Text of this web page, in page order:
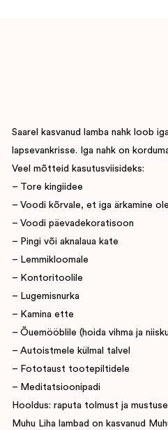
Saarel kasvanud lamba nahk loob
lapsevankrisse. Iga nahk on
Veel mõtteid kasutusviisideks:
– Tore kingiidee
– Voodi kõrvale, et iga ärkamine
– Voodi päevadekoratisoon
– Pingi või aknalaua kate
– Lemmikloomale
– Kontoritoolile
– Lugemisnurka
– Kamina ette
– Õuemööblile (hoida vihma ja
– Autoistmele külmal talvel
– Fototaust tootepiltidele
– Meditatsioonipadi
Hooldus: raputa tolmust ja
Muhu Liha lambad on kasvanud